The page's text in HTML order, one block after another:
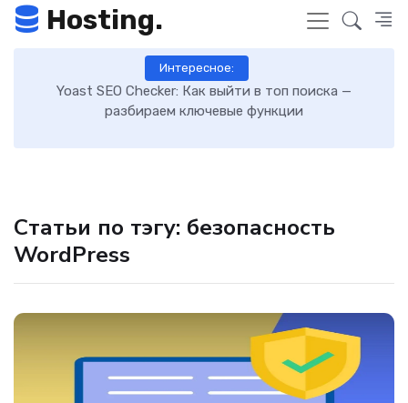
Hosting.
Интересное:
в топ поиска —
Как включить GZIP-сжатие в
загрузку сайта: пошаговая
Статьи по тэгу: безопасность
WordPress